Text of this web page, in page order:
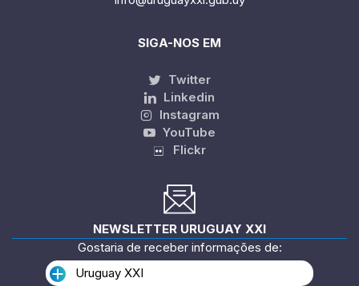
SIGA-NOS EM
Twitter
Linkedin
Instagram
YouTube
Flickr
NEWSLETTER URUGUAY XXI
Gostaria de receber informações de:
Uruguay XXI